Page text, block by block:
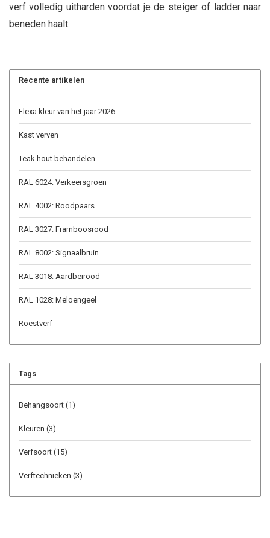
verf volledig uitharden voordat je de steiger of ladder naar
beneden haalt.
Recente artikelen
Flexa kleur van het jaar 2026
Kast verven
Teak hout behandelen
RAL 6024: Verkeersgroen
RAL 4002: Roodpaars
RAL 3027: Framboosrood
RAL 8002: Signaalbruin
RAL 3018: Aardbeirood
RAL 1028: Meloengeel
Roestverf
Tags
Behangsoort (1)
Kleuren (3)
Verfsoort (15)
Verftechnieken (3)